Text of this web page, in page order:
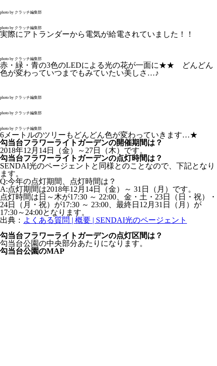
photo by クラッチ編集部
photo by クラッチ編集部
実際にアトランダーから電気が給電されていました！！
photo by クラッチ編集部
赤・緑・青の3色のLEDによる光の花が一面に★★ どんどん
色が変わっていつまでもみていたい美しさ…♪
photo by クラッチ編集部
photo by クラッチ編集部
photo by クラッチ編集部
6メートルのツリーもどんどん色が変わっていきます…★
勾当台フラワーライトガーデンの開催期間は？
2018年12月14日（金）～27日（木）です。
勾当台フラワーライトガーデンの点灯時間は？
SENDAI光のページェントと同様とのことなので、下記となり
ます。
Q:今年の点灯期間、点灯時間は？
A:点灯期間は2018年12月14日（金）～ 31日（月）です。
点灯時間は日～木が17:30 ～ 22:00、金・土・23日（日・祝）・
24日（月・祝）が17:30 ～ 23:00、最終日12月31日（月）が
17:30～24:00となります。
出典： よくある質問 | 概要 | SENDAI光のページェント
勾当台フラワーライトガーデンの点灯区間は？
勾当台公園の中央部分あたりになります。
勾当台公園のMAP